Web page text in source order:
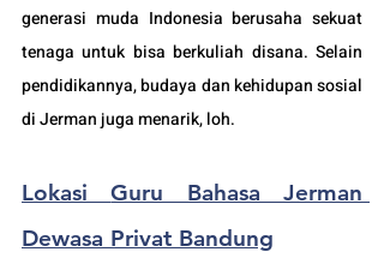
generasi muda Indonesia berusaha sekuat
tenaga untuk bisa berkuliah disana. Selain
pendidikannya, budaya dan kehidupan sosial
di Jerman juga menarik, loh.
Lokasi Guru Bahasa Jerman
Dewasa Privat Bandung